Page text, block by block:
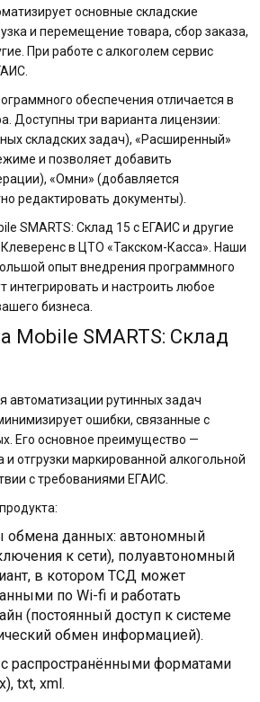
основные складские
и перемещение товара, сбор заказа,
При работе с алкоголем сервис
обеспечения отличается в
Доступны три варианта лицензии:
складских задач), «Расширенный»
и позволяет добавить
«Омни» (добавляется
редактировать документы).
SMARTS: Склад 15 с ЕГАИС и другие
в ЦТО «Такском-Касса». Наши
опыт внедрения программного
интегрировать и настроить любое
бизнеса.
Mobile SMARTS: Склад
автоматизации рутинных задач
ошибки, связанные с
Его основное преимущество —
отгрузки маркированной алкогольной
с требованиями ЕГАИС.
данных: автономный
к сети), полуавтономный
в котором ТСД может
по Wi-fi и работать
(постоянный доступ к системе
обмен информацией).
распространёнными форматами
txt, xml.